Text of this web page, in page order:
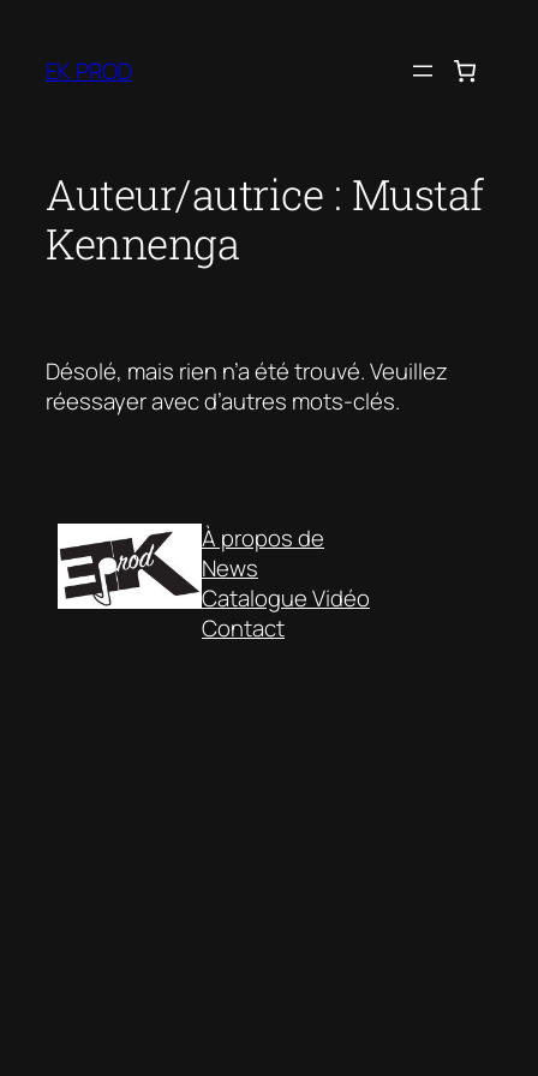
contenu
EK PROD
Auteur/autrice : Mustaf
Kennenga
Désolé, mais rien n’a été trouvé. Veuillez
réessayer avec d’autres mots-clés.
À propos de
News
Catalogue Vidéo
Contact